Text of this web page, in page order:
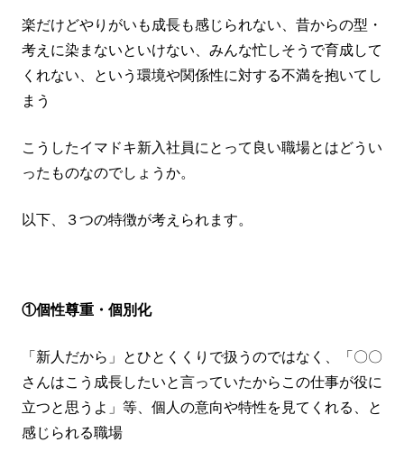
楽だけどやりがいも​成長も感じられない、昔からの型・
考えに​染まないといけない、みんな忙しそうで育成して
くれない、という環境や関係性に対する不満を抱いてし
まう
こうしたイマドキ新入社員にとって良い職場とはどうい
ったものなのでしょうか。
以下、３つの特徴が考えられます。
①個性尊重・個別化
「新人だから」とひとくくりで扱うのではなく、「〇〇
さんはこう成長したいと言っていたからこの仕事が役に
立つと思うよ」等、個人の意向や特性を見てくれる、と
感じられる職場